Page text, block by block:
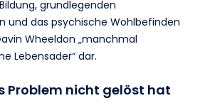
grundlegenden
und das psychische Wohlbefinden
Wheeldon „manchmal
Lebensader“ dar.
Problem nicht gelöst hat